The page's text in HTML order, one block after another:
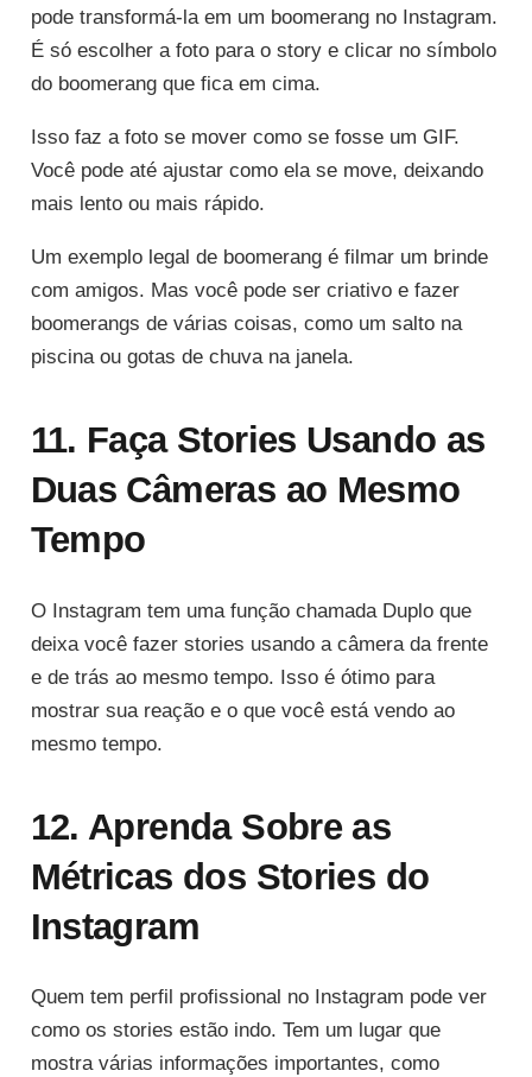
pode transformá-la em um boomerang no Instagram.
É só escolher a foto para o story e clicar no símbolo
do boomerang que fica em cima.
Isso faz a foto se mover como se fosse um GIF.
Você pode até ajustar como ela se move, deixando
mais lento ou mais rápido.
Um exemplo legal de boomerang é filmar um brinde
com amigos. Mas você pode ser criativo e fazer
boomerangs de várias coisas, como um salto na
piscina ou gotas de chuva na janela.
11. Faça Stories Usando as
Duas Câmeras ao Mesmo
Tempo
O Instagram tem uma função chamada Duplo que
deixa você fazer stories usando a câmera da frente
e de trás ao mesmo tempo. Isso é ótimo para
mostrar sua reação e o que você está vendo ao
mesmo tempo.
12. Aprenda Sobre as
Métricas dos Stories do
Instagram
Quem tem perfil profissional no Instagram pode ver
como os stories estão indo. Tem um lugar que
mostra várias informações importantes, como